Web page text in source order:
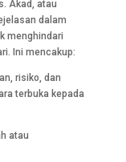
Akad, atau
dalam
menghindari
Ini mencakup:
risiko, dan
terbuka kepada
atau